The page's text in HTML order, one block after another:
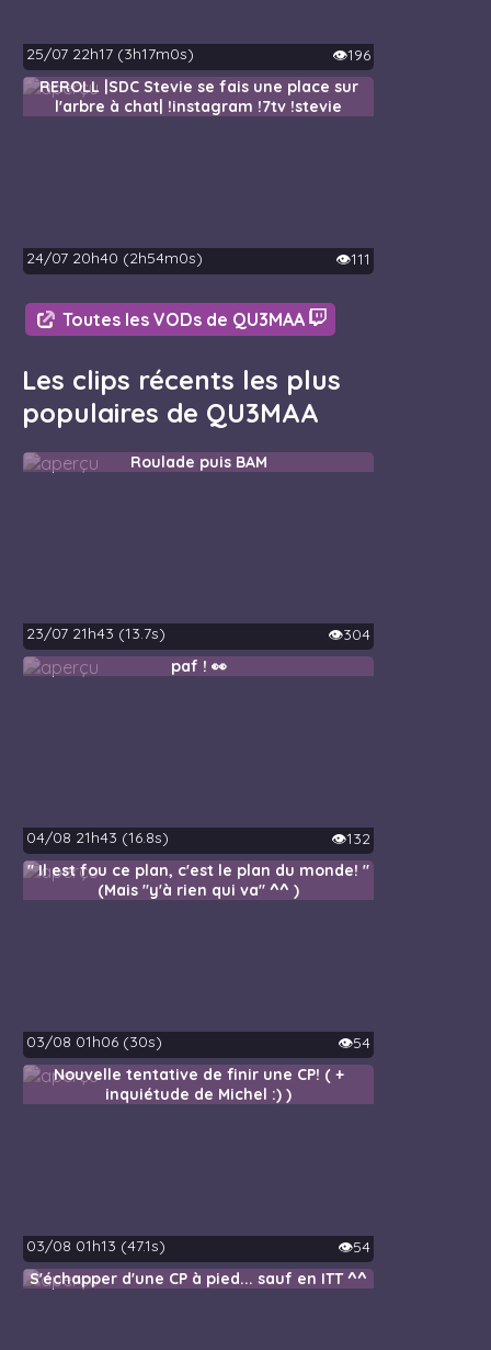
25/07 22h17 (3h17m0s)
👁️196
REROLL |SDC Stevie se fais une place sur
l'arbre à chat| !instagram !7tv !stevie
24/07 20h40 (2h54m0s) 👁️111
Toutes les VODs de QU3MAA
Les clips récents les plus
populaires de QU3MAA
Roulade puis BAM
23/07 21h43 (13.7s)
👁️304
paf ! 👀
04/08 21h43 (16.8s)
👁️132
" Il est fou ce plan, c'est le plan du monde! "
(Mais "y'à rien qui va" ^^ )
03/08 01h06 (30s)
👁️54
Nouvelle tentative de finir une CP! ( +
inquiétude de Michel :) )
03/08 01h13 (47.1s)
👁️54
S'échapper d'une CP à pied... sauf en ITT ^^